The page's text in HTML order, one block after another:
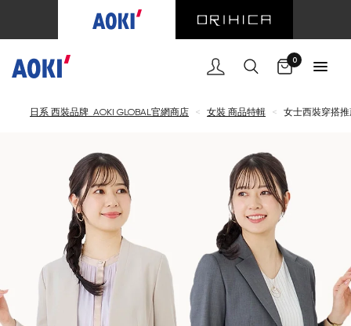
0
日系 西裝品牌 AOKI GLOBAL官網商店 < 女裝 商品特輯 < 女士西裝穿搭